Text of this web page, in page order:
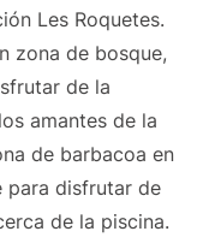
Les Roquetes.
zona de bosque,
de la
amantes de la
de barbacoa en
para disfrutar de
de la piscina.